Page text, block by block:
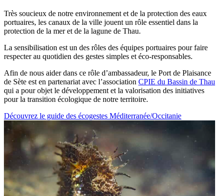
Très soucieux de notre environnement et de la protection des eaux
portuaires, les canaux de la ville jouent un rôle essentiel dans la
protection de la mer et de la lagune de Thau.
La sensibilisation est un des rôles des équipes portuaires pour faire
respecter au quotidien des gestes simples et éco-responsables.
Afin de nous aider dans ce rôle d’ambassadeur, le Port de Plaisance
de Sète est en partenariat avec l’association CPIE du Bassin de Thau
qui a pour objet le développement et la valorisation des initiatives
pour la transition écologique de notre territoire.
Découvrez le guide des écogestes Méditerranée/Occitanie